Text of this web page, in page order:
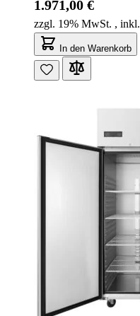
1.971,00 €
zzgl. 19% MwSt. , inkl.
In den Warenkorb